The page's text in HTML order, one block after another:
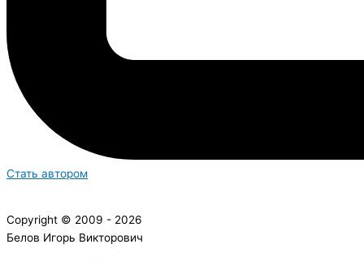
Стать автором
Copyright © 2009 - 2026
Белов Игорь Викторович